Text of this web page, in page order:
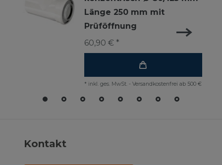
Länge 250 mm mit
Prüföffnung
60,90 € *
* inkl. ges. MwSt. - Versandkostenfrei ab 500 €
Kontakt